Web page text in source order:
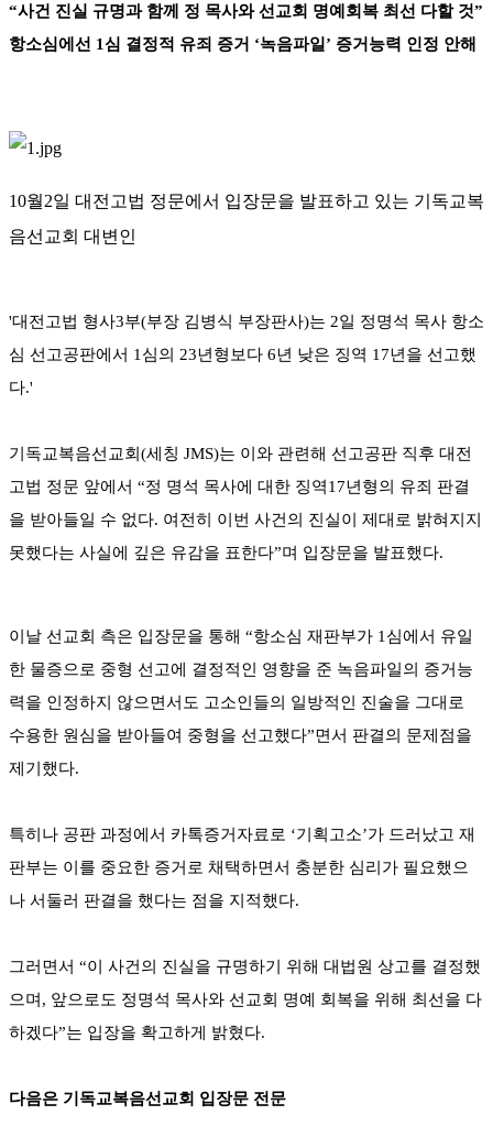
“사건 진실 규명과 함께 정 목사와 선교회 명예회복 최선 다할 것”
항소심에선 1심 결정적 유죄 증거 ‘녹음파일’ 증거능력 인정 안해
10월2일 대전고법 정문에서 입장문을 발표하고 있는 기독교복
음선교회 대변인
'대전고법 형사3부(부장 김병식 부장판사)는 2일 정명석 목사 항소
심 선고공판에서 1심의 23년형보다 6년 낮은 징역 17년을 선고했
다.'
기독교복음선교회(세칭 JMS)는 이와 관련해 선고공판 직후 대전
고법 정문 앞에서 “정 명석 목사에 대한 징역17년형의 유죄 판결
을 받아들일 수 없다. 여전히 이번 사건의 진실이 제대로 밝혀지지
못했다는 사실에 깊은 유감을 표한다”며 입장문을 발표했다.
이날 선교회 측은 입장문을 통해 “항소심 재판부가 1심에서 유일
한 물증으로 중형 선고에 결정적인 영향을 준 녹음파일의 증거능
력을 인정하지 않으면서도 고소인들의 일방적인 진술을 그대로
수용한 원심을 받아들여 중형을 선고했다”면서 판결의 문제점을
제기했다.
특히나 공판 과정에서 카톡증거자료로 ‘기획고소’가 드러났고 재
판부는 이를 중요한 증거로 채택하면서 충분한 심리가 필요했으
나 서둘러 판결을 했다는 점을 지적했다.
그러면서 “이 사건의 진실을 규명하기 위해 대법원 상고를 결정했
으며, 앞으로도 정명석 목사와 선교회 명예 회복을 위해 최선을 다
하겠다”는 입장을 확고하게 밝혔다.
다음은 기독교복음선교회 입장문 전문